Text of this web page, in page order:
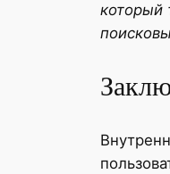
который